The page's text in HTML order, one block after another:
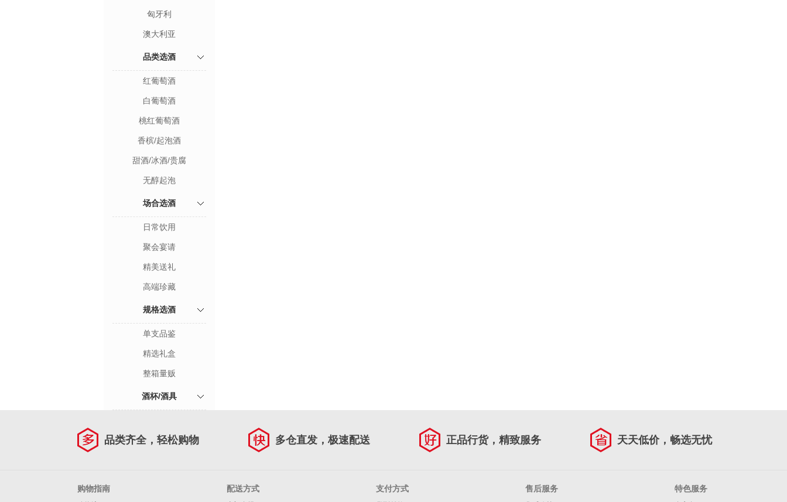
匈牙利
澳大利亚
品类选酒
红葡萄酒
白葡萄酒
桃红葡萄酒
香槟/起泡酒
甜酒/冰酒/贵腐
无醇起泡
场合选酒
日常饮用
聚会宴请
精美送礼
高端珍藏
规格选酒
单支品鉴
精选礼盒
整箱量贩
酒杯/酒具
品类齐全，轻松购物 多仓直发，极速配送 正品行货，精致服务 天天低价，畅选无忧
购物指南 配送方式 支付方式 售后服务 特色服务